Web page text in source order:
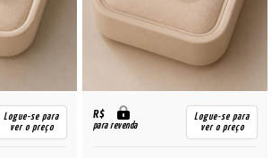
Logue-se para
ver o preço
R$
para revenda
Logue-se para
ver o preço